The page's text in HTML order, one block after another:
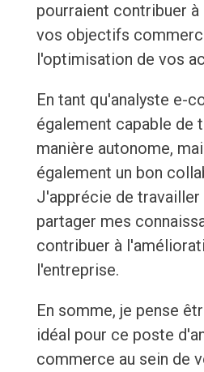
pourraient contribuer
vos objectifs
l'optimisation de vos
En tant qu'analyste e-
également capable de
manière autonome,
également un bon
J'apprécie de travailler
partager mes
contribuer à
l'entreprise.
En somme, je pense
idéal pour ce poste
commerce au sein de